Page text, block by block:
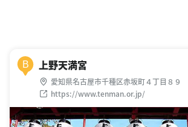
B 上野天満宮
愛知県名古屋市千種区赤坂町４丁目８９
https://www.tenman.or.jp/